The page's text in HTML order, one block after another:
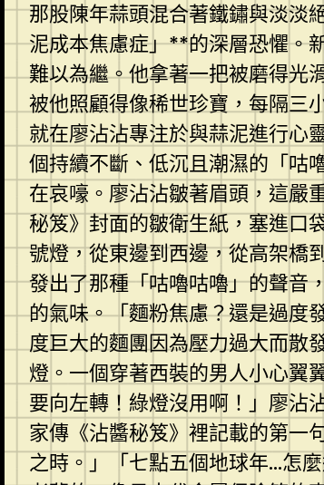
那股陳年蒜頭混合著鐵鏽與淡淡
泥成本焦慮症」**的深層恐懼。
難以為繼。他拿著一把被磨得光
被他照顧得像稀世珍寶，每隔三
就在廖沾沾專注於與蒜泥進行心
個持續不斷、低沉且潮濕的「
在哀嚎。廖沾沾皺著眉頭，這嚴
秘笈》封面的皺衛生紙，塞進口
號燈，從東邊到西邊，從高架橋
發出了那種「咕嚕咕嚕」的聲
的氣味。「麵粉焦慮？還是過度
度巨大的麵團因為壓力過大而散
燈。一個穿著西裝的男人小心翼
要向左轉！綠燈沒用啊！」廖沾
家傳《沾醬秘笈》裡記載的第一
之時。」「七點五個地球年…怎